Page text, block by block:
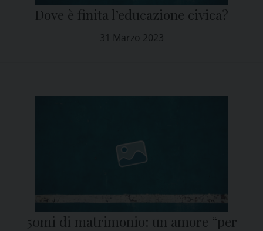
31 Marzo 2023
Dove è finita l’educazione civica?
50mi di matrimonio: un amore “per